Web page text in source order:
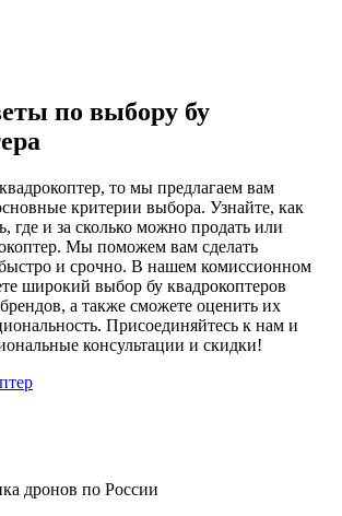
по выбору бу
то мы предлагаем вам
критерии выбора. Узнайте, как
где и за сколько можно продать или
Мы поможем вам сделать
и срочно. В нашем комиссионном
широкий выбор бу квадрокоптеров
а также сможете оценить их
Присоединяйтесь к нам и
консультации и скидки!
дронов по России